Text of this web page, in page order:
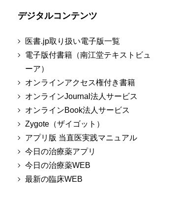
デジタルコンテンツ
医書.jp取り扱い電子版一覧
電子版付書籍（南江堂テキストビュ
ーア）
オンラインアクセス権付き書籍
オンラインJournal法人サービス
オンラインBook法人サービス
Zygote（ザイゴット）
アプリ版 当直医実践マニュアル
今日の治療薬アプリ
今日の治療薬WEB
最新の臨床WEB